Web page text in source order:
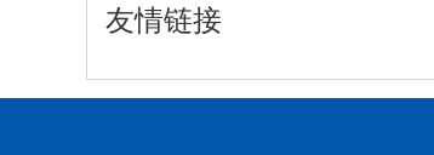
友情链接